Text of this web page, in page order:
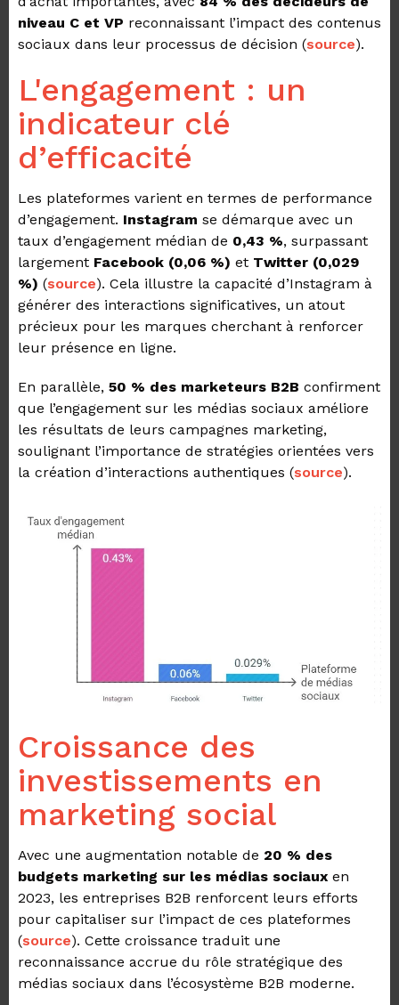
niveau C et VP reconnaissant l’impact des contenus
sociaux dans leur processus de décision (source).
L'engagement : un
indicateur clé
d’efficacité
Les plateformes varient en termes de performance
d’engagement. Instagram se démarque avec un
taux d’engagement médian de 0,43 %, surpassant
largement Facebook (0,06 %) et Twitter (0,029
%) (source). Cela illustre la capacité d’Instagram à
générer des interactions significatives, un atout
précieux pour les marques cherchant à renforcer
leur présence en ligne.
En parallèle, 50 % des marketeurs B2B confirment
que l’engagement sur les médias sociaux améliore
les résultats de leurs campagnes marketing,
soulignant l’importance de stratégies orientées vers
la création d’interactions authentiques (source).
Croissance des
investissements en
marketing social
Avec une augmentation notable de 20 % des
budgets marketing sur les médias sociaux en
2023, les entreprises B2B renforcent leurs efforts
pour capitaliser sur l’impact de ces plateformes
(source). Cette croissance traduit une
reconnaissance accrue du rôle stratégique des
médias sociaux dans l’écosystème B2B moderne.